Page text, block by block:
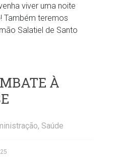
viver uma noite
Também teremos
Salatiel de Santo
À
, Saúde